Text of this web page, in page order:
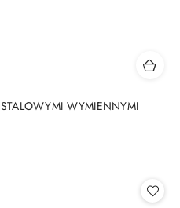
WYMIENNYMI